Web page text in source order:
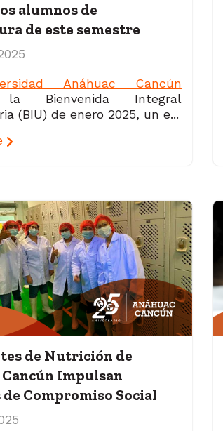
alumnos de
de este semestre
Anáhuac Cancún
la Bienvenida Integral
(BIU) de enero 2025, un e...
de Nutrición de
Impulsan
de Compromiso Social